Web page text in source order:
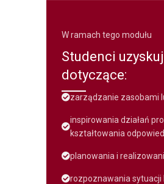
W ramach tego modułu
Studenci
dotyczące:
zarządzanie zasobami
inspirowania działań
kształtowania
planowania i
rozpoznawania